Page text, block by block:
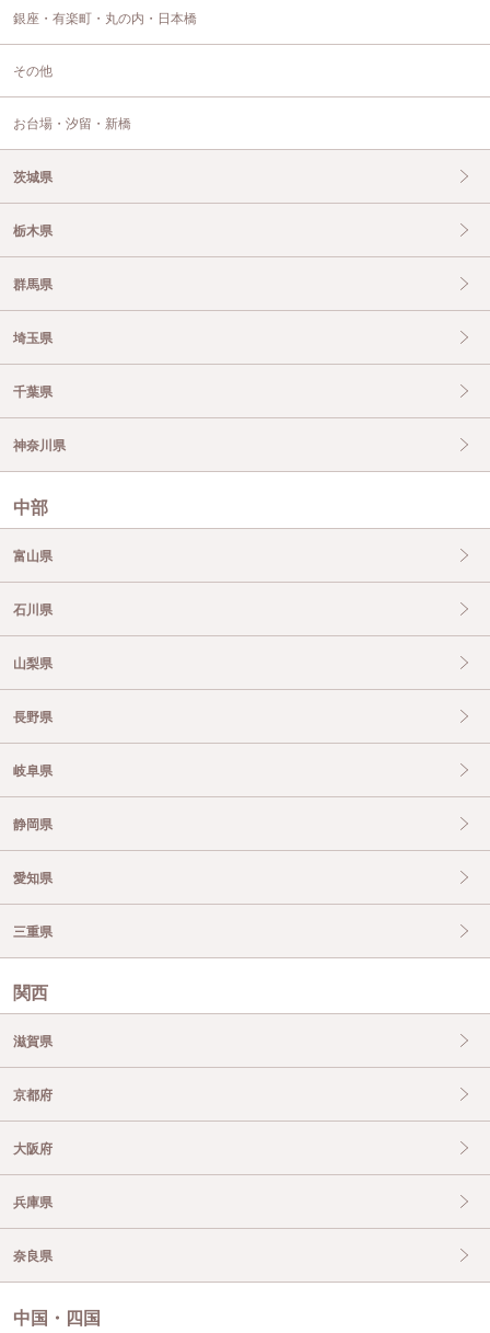
銀座・有楽町・丸の内・日本橋
その他
お台場・汐留・新橋
茨城県
栃木県
群馬県
埼玉県
千葉県
神奈川県
中部
富山県
石川県
山梨県
長野県
岐阜県
静岡県
愛知県
三重県
関西
滋賀県
京都府
大阪府
兵庫県
奈良県
中国・四国